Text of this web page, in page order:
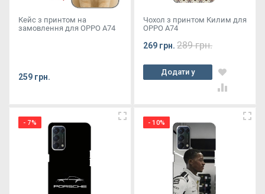
Кейс з принтом на
замовлення для OPPO A74
259 грн.
Чохол з принтом Килим для
OPPO A74
269 грн. 289 грн.
Додати у
кошик
- 7% - 10%